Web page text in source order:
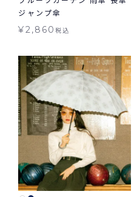
ジャンプ傘
¥2,860税込